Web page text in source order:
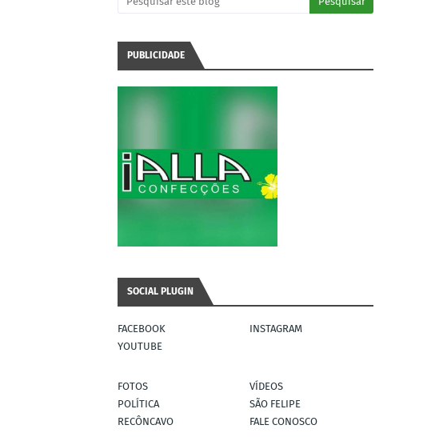
PUBLICIDADE
SOCIAL PLUGIN
FACEBOOK
INSTAGRAM
YOUTUBE
FOTOS
VÍDEOS
POLÍTICA
SÃO FELIPE
RECÔNCAVO
FALE CONOSCO